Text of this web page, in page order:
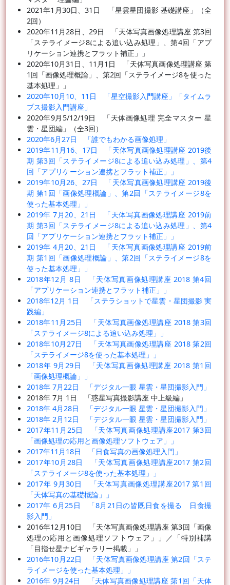
2021年1月30日、31日 「星雲星団撮影 基礎講座」（全
2回）
2020年11月28日、29日 「天体写真画像処理講座 第3回
「ステライメージ8による追い込み処理」、第4回「アプ
リケーション連携とフラット補正」」
2020年10月31日、11月1日 「天体写真画像処理講座 第
1回「画像処理概論」、第2回「ステライメージ8を使った
基本処理」」
2020年10月10、11日 「星空撮影入門講座」「タイムラ
プス撮影入門講座」
2020年9月5/12/19日 「天体画像処理 完全マスター 星
雲・星団編」（全3回）
2020年6月27日 「誰でもわかる画像処理」
2019年11月16、17日 「天体写真画像処理講座 2019後
期 第3回「ステライメージ8による追い込み処理」、第4
回「アプリケーション連携とフラット補正」」
2019年10月26、27日 「天体写真画像処理講座 2019後
期 第1回「画像処理概論」、第2回「ステライメージ8を
使った基本処理」」
2019年 7月20、21日 「天体写真画像処理講座 2019前
期 第3回「ステライメージ8による追い込み処理」、第4
回「アプリケーション連携とフラット補正」」
2019年 4月20、21日 「天体写真画像処理講座 2019前
期 第1回「画像処理概論」、第2回「ステライメージ8を
使った基本処理」」
2018年12月 8日 「天体写真画像処理講座 2018 第4回
「アプリケーション連携とフラット補正」」
2018年12月 1日 「ステラショットで星雲・星団撮影 実
践編」
2018年11月25日 「天体写真画像処理講座 2018 第3回
「ステライメージ8による追い込み処理」」
2018年10月27日 「天体写真画像処理講座 2018 第2回
「ステライメージ8を使った基本処理」」
2018年 9月29日 「天体写真画像処理講座 2018 第1回
「画像処理概論」」
2018年 7月22日 「デジタル一眼 星雲・星団撮影入門」
2018年 7月 1日 「惑星写真撮影講座 中上級編」
2018年 4月28日 「デジタル一眼 星雲・星団撮影入門」
2018年 2月12日 「デジタル一眼 星雲・星団撮影入門」
2017年11月25日 「天体写真画像処理講座2017 第3回
「画像処理の応用と画像処理ソフトウェア」」
2017年11月18日 「日食写真の画像処理入門」
2017年10月28日 「天体写真画像処理講座2017 第2回
「ステライメージ8を使った基本処理」」
2017年 9月30日 「天体写真画像処理講座2017 第1回
「天体写真の基礎概論」」
2017年 6月25日 「8月21日の皆既日食を撮る 日食撮
影入門」
2016年12月10日 「天体写真画像処理講座 第3回「画像
処理の応用と画像処理ソフトウェア」」／「特別補講
「目指せ星ナビギャラリー掲載」」
2016年10月22日 「天体写真画像処理講座 第2回「ステ
ライメージを使った基本処理」」
2016年 9月24日 「天体写真画像処理講座 第1回「天体